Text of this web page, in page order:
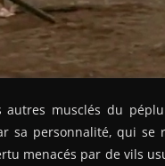
autres musclés du
sa personnalité, qui se
menacés par de vils